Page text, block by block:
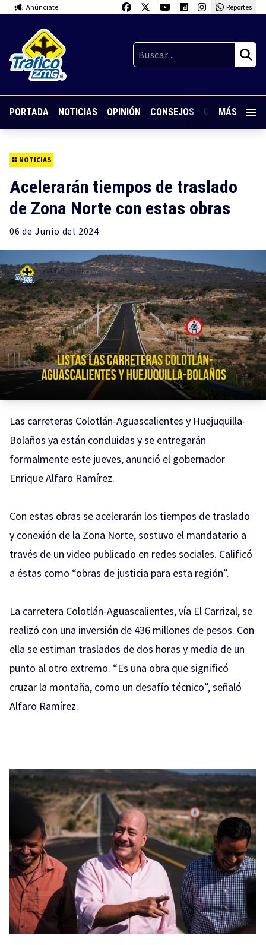
Anúnciate Reportes
PORTADA NOTICIAS OPINIÓN CONSEJOS GUARDIA
MÁS
NOTICIAS
Acelerarán tiempos de traslado
de Zona Norte con estas obras
06 de Junio del 2024
Las carreteras Colotlán-Aguascalientes y Huejuquilla-
Bolaños ya están concluidas y se entregarán
formalmente este jueves, anunció el gobernador
Enrique Alfaro Ramírez.
Con estas obras se acelerarán los tiempos de traslado
y conexión de la Zona Norte, sostuvo el mandatario a
través de un video publicado en redes sociales. Calificó
a éstas como “obras de justicia para esta región”.
La carretera Colotlán-Aguascalientes, vía El Carrizal, se
realizó con una inversión de 436 millones de pesos. Con
ella se estiman traslados de dos horas y media de un
punto al otro extremo. “Es una obra que significó
cruzar la montaña, como un desafío técnico”, señaló
Alfaro Ramírez.